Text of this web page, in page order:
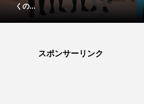
くの...
スポンサーリンク